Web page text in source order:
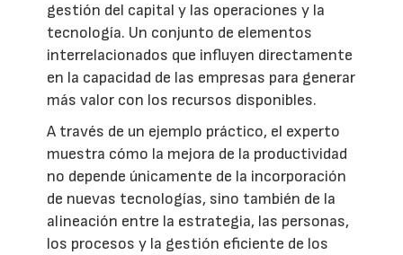
gestión del capital y las operaciones y la
tecnología. Un conjunto de elementos
interrelacionados que influyen directamente
en la capacidad de las empresas para generar
más valor con los recursos disponibles.
A través de un ejemplo práctico, el experto
muestra cómo la mejora de la productividad
no depende únicamente de la incorporación
de nuevas tecnologías, sino también de la
alineación entre la estrategia, las personas,
los procesos y la gestión eficiente de los